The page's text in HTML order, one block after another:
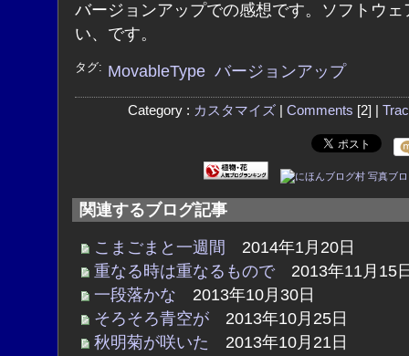
バージョンアップでの感想です。ソフトウェ
い、です。
タグ: MovableType バージョンアップ
Category : カスタマイズ| Comments [2] |
関連するブログ記事
こまごまと一週間 2014年1月20日
重なる時は重なるもので2013年11月15
一段落かな 2013年10月30日
そろそろ青空が2013年10月25日
秋明菊が咲いた 2013年10月21日